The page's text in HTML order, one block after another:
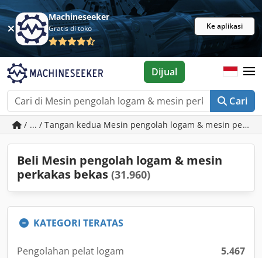
Machineseeker
Gratis di toko Ke aplikasi
Cari
Dijual
/ ... / Tangan kedua Mesin pengolah logam & mesin
Beli Mesin pengolah logam & mesin
perkakas bekas (31.960)
KATEGORI TERATAS
Pengolahan pelat logam
5.467